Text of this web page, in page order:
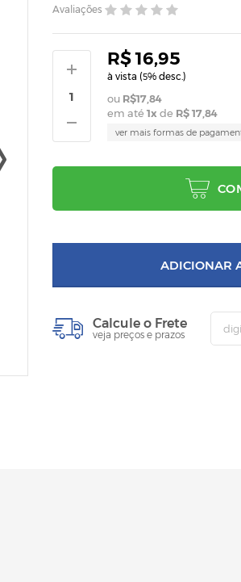
Avaliações
R$ 16,95
à vista (5% desc.)
R$17,84
em até 1x de R$ 17,84
ver mais formas de
ADICIONAR
Calcule o Frete
veja preços e prazos